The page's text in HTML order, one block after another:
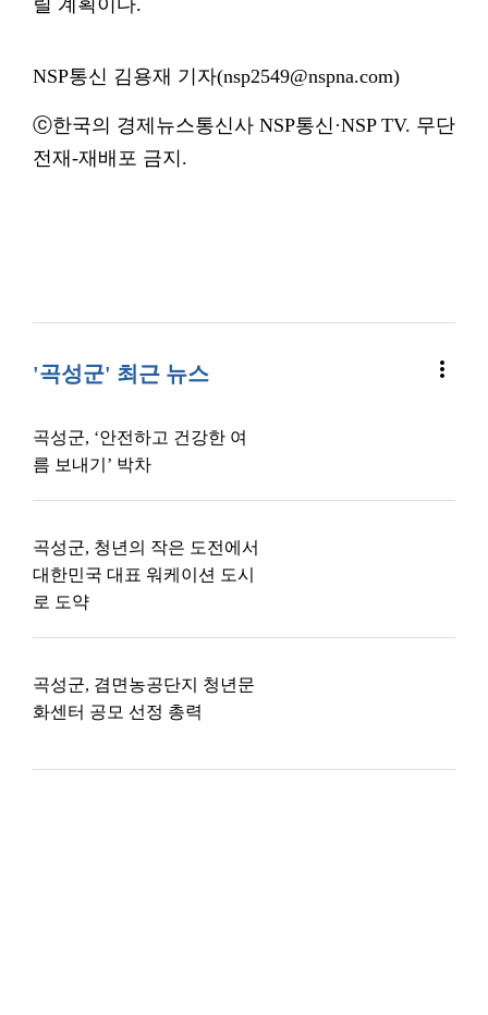
릴 계획이다.
NSP통신 김용재 기자(nsp2549@nspna.com)
ⓒ한국의 경제뉴스통신사 NSP통신·NSP TV. 무단
전재-재배포 금지.
'곡성군' 최근 뉴스 more_vert
곡성군, ‘안전하고 건강한 여
름 보내기’ 박차
곡성군, 청년의 작은 도전에서
대한민국 대표 워케이션 도시
로 도약
곡성군, 겸면농공단지 청년문
화센터 공모 선정 총력